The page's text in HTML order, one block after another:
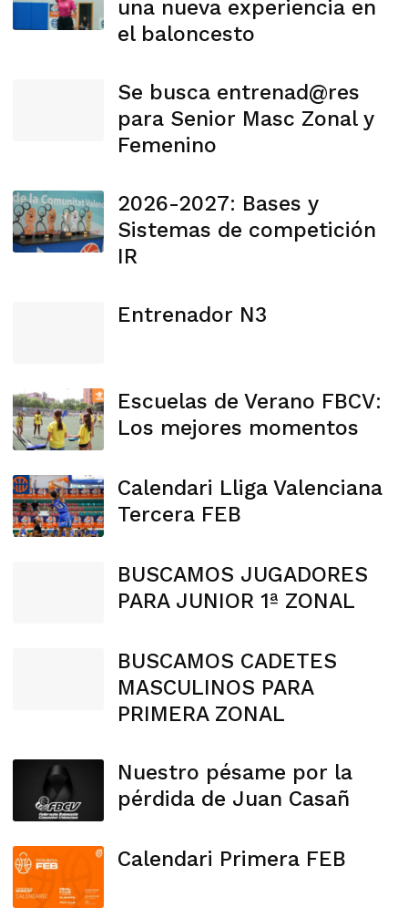
una nueva experiencia en
el baloncesto
Se busca entrenad@res
para Senior Masc Zonal y
Femenino
2026-2027: Bases y
Sistemas de competición
IR
Entrenador N3
Escuelas de Verano FBCV:
Los mejores momentos
Calendari Lliga Valenciana
Tercera FEB
BUSCAMOS JUGADORES
PARA JUNIOR 1ª ZONAL
BUSCAMOS CADETES
MASCULINOS PARA
PRIMERA ZONAL
Nuestro pésame por la
pérdida de Juan Casañ
Calendari Primera FEB